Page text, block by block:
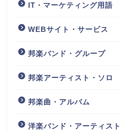
IT・マーケティング用語
WEBサイト・サービス
邦楽バンド・グループ
邦楽アーティスト・ソロ
邦楽曲・アルバム
洋楽バンド・アーティスト